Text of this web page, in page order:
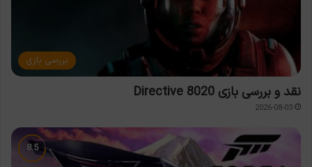
بررسی بازی
نقد و بررسی بازی Directive 8020
2026-08-03